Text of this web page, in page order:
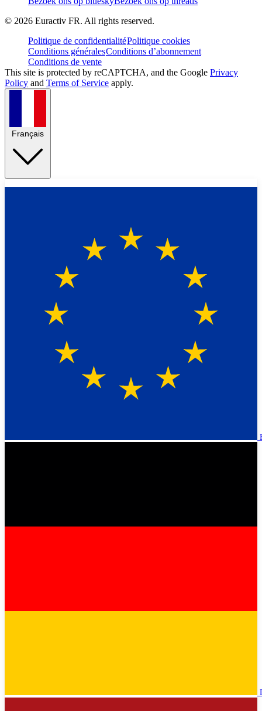
© 2026 Euractiv FR. All rights reserved.
Politique de confidentialitéPolitique cookies
Conditions généralesConditions d’abonnement
Conditions de vente
This site is protected by reCAPTCHA, and the Google Privacy
Policy and Terms of Service apply.
Français